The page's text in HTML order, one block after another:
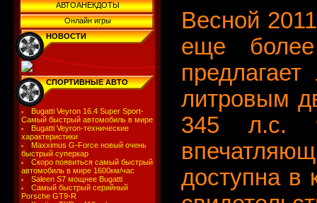
АВТОАНЕКДОТЫ
Онлайн игры
НОВОСТИ
СПОРТИВНЫЕ АВТО
Bugatti Veyron 16.4 Super Sport-
Самый быстрый автомобиль в мире
Bugatti Veyron-технические
характеристики
Maxximus G-Force новый очень
быстрый суперкар
Скоро появиться самый быстрый
автомобиль в мире 1600км/час
Saleen S7 мощнее Bugatti
Самый быстрый серийный
Porsche GT9-R
Весной
еще
литровым
345 л.с.
доступна в